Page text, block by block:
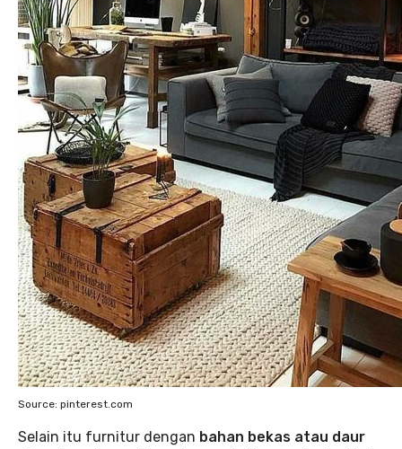
Source: pinterest.com
Selain itu furnitur dengan bahan bekas atau daur